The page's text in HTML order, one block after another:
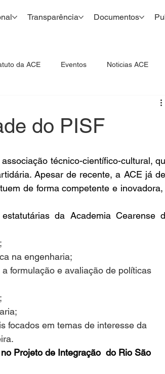
Transparência Documentos
da ACE Eventos Noticias ACE
do PISF
técnico-científico-cultural,
Apesar de recente, a ACE já
de forma competente e inovadora,
da Academia Cearense
na engenharia;
formulação e avaliação de políticas
focados em temas de interesse da
Projeto de Integração do Rio São